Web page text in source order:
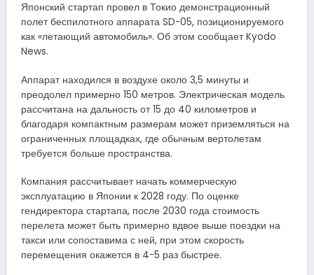
Японский стартап провел в Токио демонстрационный
полет беспилотного аппарата SD-05, позиционируемого
как «летающий автомобиль». Об этом сообщает Kyodo
News.
Аппарат находился в воздухе около 3,5 минуты и
преодолел примерно 150 метров. Электрическая модель
рассчитана на дальность от 15 до 40 километров и
благодаря компактным размерам может приземляться на
ограниченных площадках, где обычным вертолетам
требуется больше пространства.
Компания рассчитывает начать коммерческую
эксплуатацию в Японии к 2028 году. По оценке
гендиректора стартапа, после 2030 года стоимость
перелета может быть примерно вдвое выше поездки на
такси или сопоставима с ней, при этом скорость
перемещения окажется в 4-5 раз быстрее.